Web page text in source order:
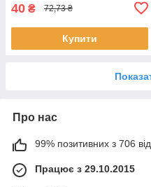
40 ₴ 72,73 ₴
Купити
Про нас
99% позитивних з 706
Працює з 29.10.2015